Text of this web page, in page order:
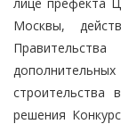
Москвы,
решения